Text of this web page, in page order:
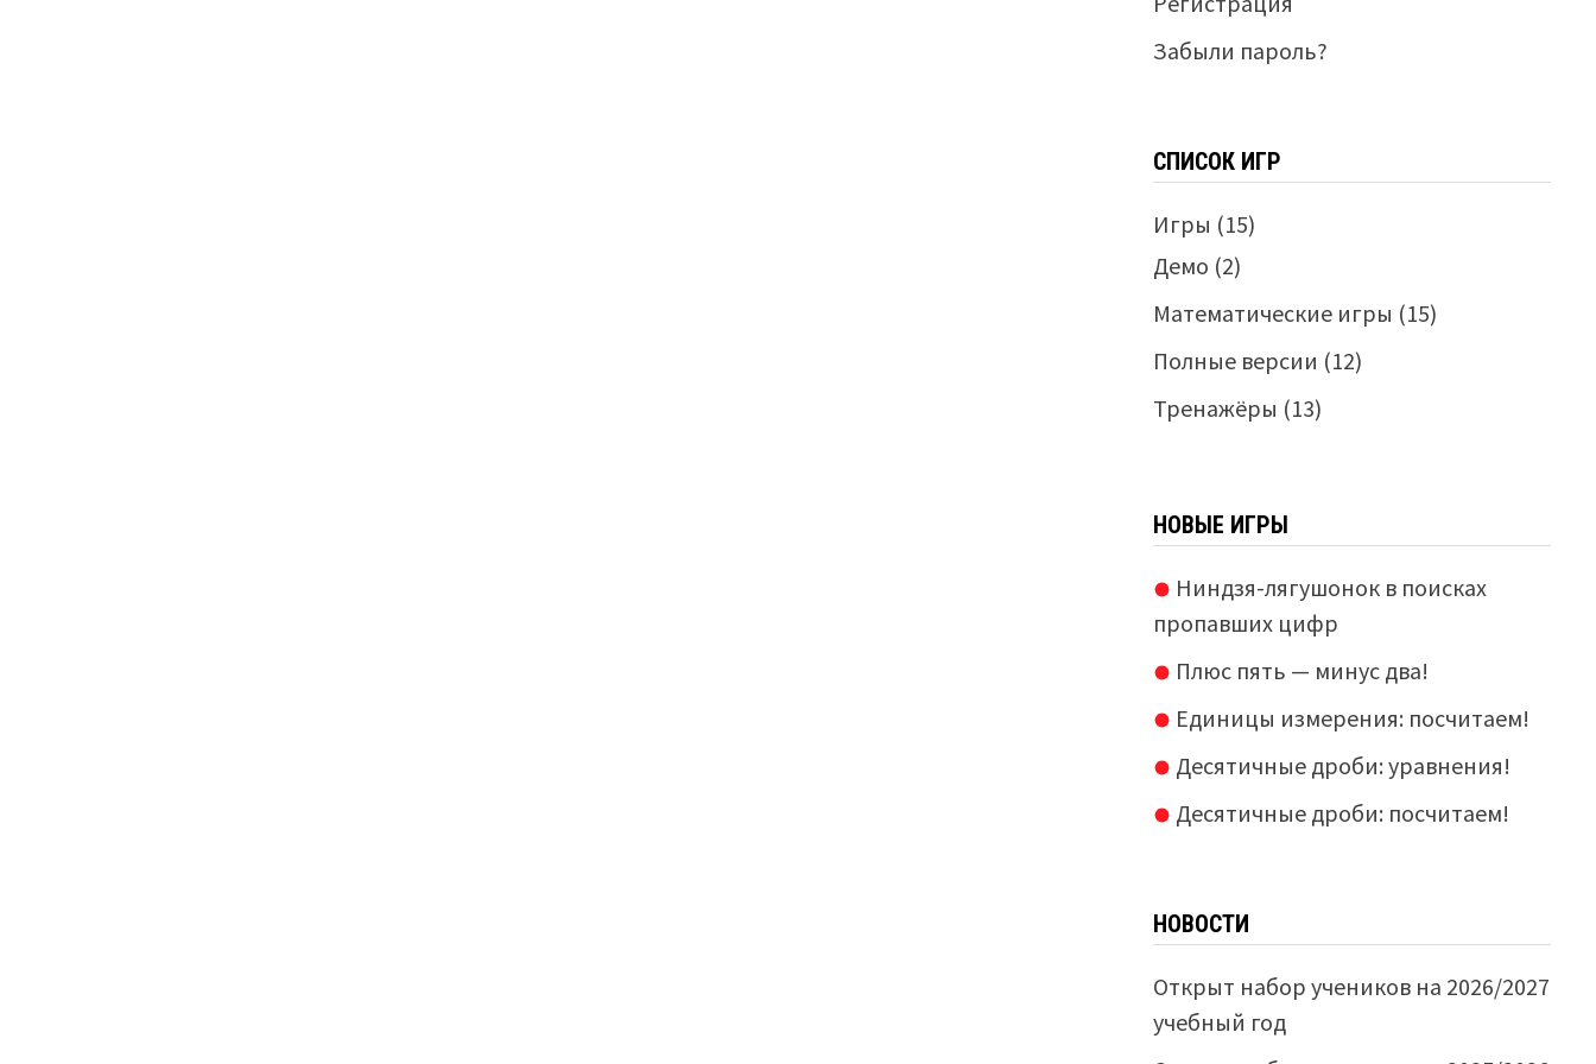
Забыли пароль?
СПИСОК ИГР
Игры (15)
Демо (2)
Математические игры (15)
Полные версии (12)
Тренажёры (13)
НОВЫЕ ИГРЫ
Ниндзя-лягушонок в поисках
пропавших цифр
Плюс пять — минус два!
Единицы измерения: посчитаем!
Десятичные дроби: уравнения!
Десятичные дроби: посчитаем!
НОВОСТИ
Открыт набор учеников на 2026/2027
учебный год